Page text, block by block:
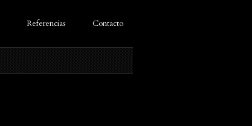
Referencias Contacto